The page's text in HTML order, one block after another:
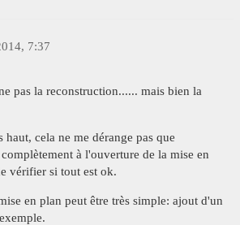
7:37
pas la reconstruction...... mais bien la
cela ne me dérange pas que
à l'ouverture de la mise en
vérifier si tout est ok.
en plan peut être très simple: ajout d'un